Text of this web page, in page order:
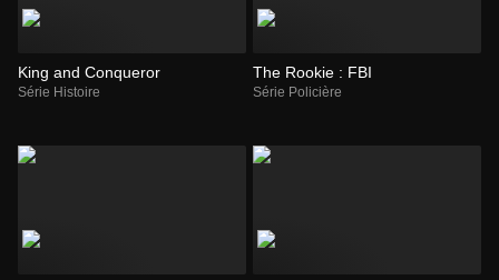
King and Conqueror
Série Histoire
The Rookie : FBI
Série Policière